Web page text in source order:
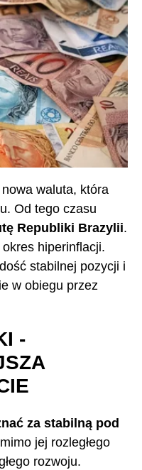
waluta, która
Od tego czasu
Republiki Brazylii.
hiperinflacji.
stabilnej pozycji i
w obiegu przez
-
za stabilną pod
jej rozległego
rozwoju.